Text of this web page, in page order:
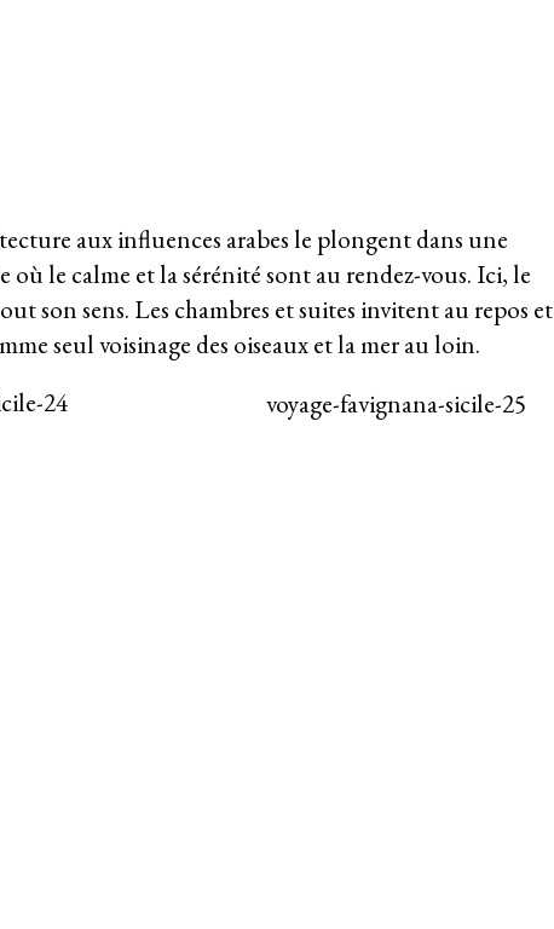
aux influences arabes le plongent dans une
où le calme et la sérénité sont au rendez-vous. Ici, le
son sens. Les chambres et suites invitent au repos et
seul voisinage des oiseaux et la mer au loin.